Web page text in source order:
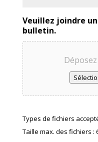
Veuillez joindre
bulletin.
Types de fichiers
Taille max. des fichiers :